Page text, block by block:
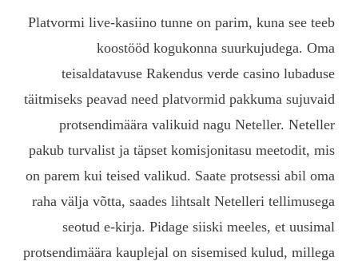
Platvormi live-kasiino
koostööd
teisaldatavuse
täitmiseks peavad need
protsendimäära
pakub turvalist ja täpset
on parem kui teised
raha välja võtta, saades
seotud e-kirja.
protsendimäära kauplejal